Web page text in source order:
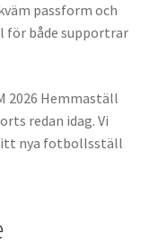
passform och
både supportrar
2026 Hemmaställ
redan idag. Vi
nya fotbollsställ